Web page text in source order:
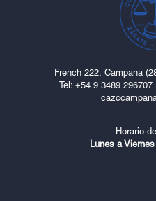
French 222, Campana
Tel: ‎+54 9 3489 296707
Horario
Lunes a